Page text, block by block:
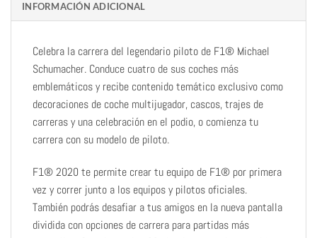
INFORMACIÓN ADICIONAL
Celebra la carrera del legendario piloto de F1® Michael
Schumacher. Conduce cuatro de sus coches más
emblemáticos y recibe contenido temático exclusivo como
decoraciones de coche multijugador, cascos, trajes de
carreras y una celebración en el podio, o comienza tu
carrera con su modelo de piloto.
F1® 2020 te permite crear tu equipo de F1® por primera
vez y correr junto a los equipos y pilotos oficiales.
También podrás desafiar a tus amigos en la nueva pantalla
dividida con opciones de carrera para partidas más